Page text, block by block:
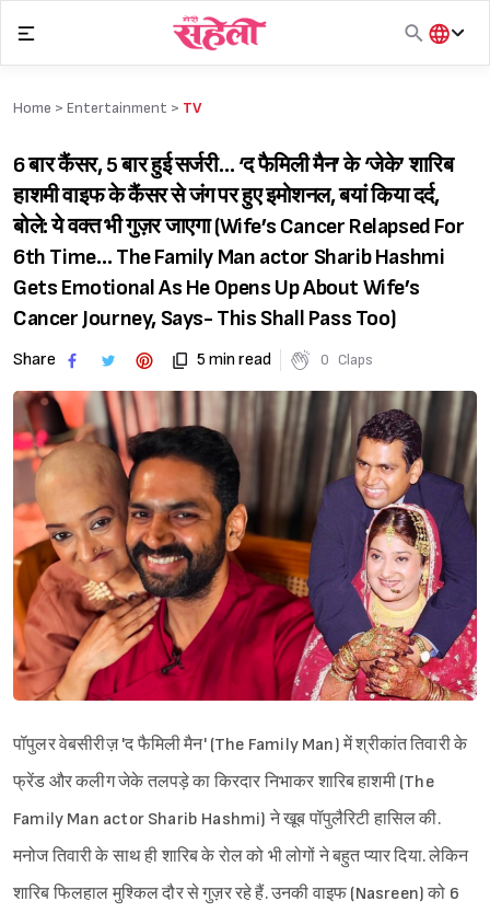
content
हिंदी
Home > Entertainment > TV
6 बार कैंसर, 5 बार हुई सर्जरी… ‘द फैमिली मैन’ के ‘जेके’ शारिब
हाशमी वाइफ के कैंसर से जंग पर हुए इमोशनल, बयां किया दर्द,
बोले: ये वक्त भी गुज़र जाएगा (Wife’s Cancer Relapsed For
6th Time… The Family Man actor Sharib Hashmi
Gets Emotional As He Opens Up About Wife’s
Cancer Journey, Says- This Shall Pass Too)
Share 5 min read 0 Claps
पॉपुलर वेबसीरीज़ 'द फैमिली मैन' (The Family Man) में श्रीकांत तिवारी के
फ्रेंड और कलीग जेके तलपड़े का किरदार निभाकर शारिब हाशमी (The
Family Man actor Sharib Hashmi) ने खूब पॉपुलैरिटी हासिल की.
मनोज तिवारी के साथ ही शारिब के रोल को भी लोगों ने बहुत प्यार दिया. लेकिन
शारिब फिलहाल मुश्किल दौर से गुज़र रहे हैं. उनकी वाइफ (Nasreen) को 6